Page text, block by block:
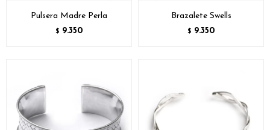
Pulsera Madre Perla
$ 9.350
Brazalete Swells
$ 9.350